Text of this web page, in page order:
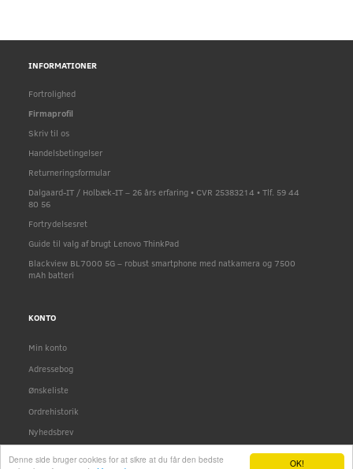
OK!
Denne side bruger cookies for at sikre at du får den bedste
INFORMATIONER
Fortrolighed
Firmaprofil
Skriv til os
Handelsbetingelser
Returneringsformular
Dalgaard-IT / Holbæk-IT – 26 års erfaring • CVR 25383214 • Tlf. 59 44
80 56
Fortrydelsesret
Guide til valg af brugt Lenovo ThinkPad
Blackview BL7000 5G – robust smartphone med natkamera og 7500
mAh batteri
KONTO
Min konto
Adressebog
Ønskeliste
Ordrehistorik
Nyhedsbrev